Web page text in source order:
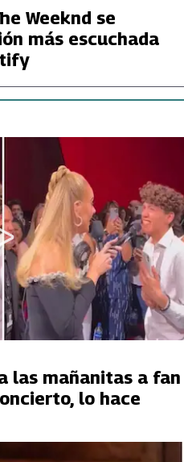
Weeknd se
más escuchada
las mañanitas a fan
lo hace